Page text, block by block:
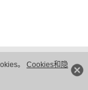
。 Cookies和隐